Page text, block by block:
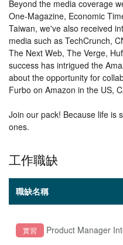
Beyond the media coverage
One-Magazine, Economic
Taiwan, we've also received
media such as TechCrunch,
The Next Web, The Verge,
success has intrigued the
about the opportunity for
Furbo on Amazon in the US,
Join our pack! Because life is
ones.
工作職缺
職缺名稱
實習 Product Manager